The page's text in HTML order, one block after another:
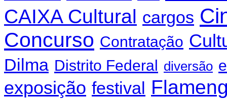
CAIXA Cultural cargos
Concurso Contratação
Dilma Distrito Federal diversão
exposição festival